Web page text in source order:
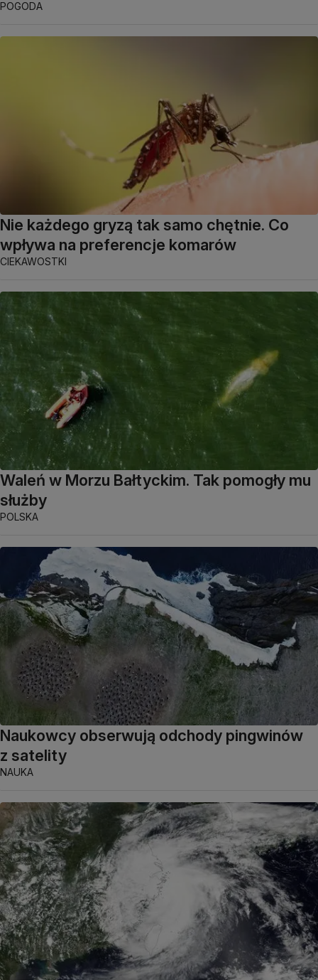
POGODA
Nie każdego gryzą tak samo chętnie. Co
wpływa na preferencje komarów
CIEKAWOSTKI
Waleń w Morzu Bałtyckim. Tak pomogły mu
służby
POLSKA
Naukowcy obserwują odchody pingwinów
z satelity
NAUKA